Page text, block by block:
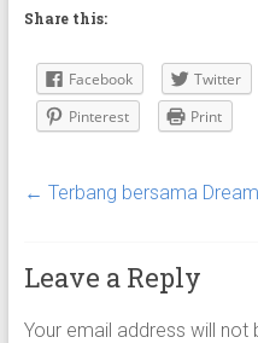
Share this:
Facebook Twitter
Pinterest
Print
← Terbang bersama
Leave a Reply
Your email address will not